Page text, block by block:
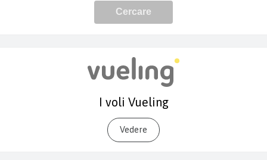
I voli Vueling
Vedere